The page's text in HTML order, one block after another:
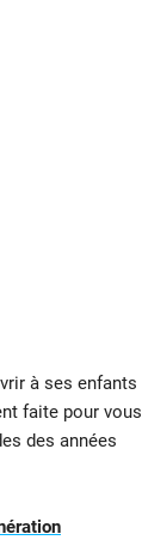
à ses enfants
faite pour vous
des années